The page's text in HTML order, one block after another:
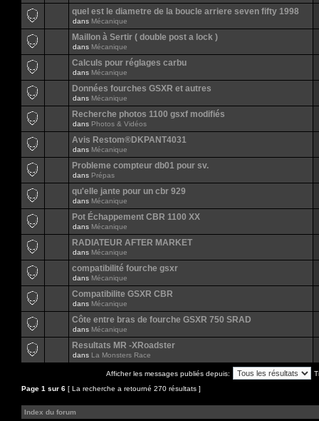
quel est le diametre de la boucle arriere seven fifty 1998
dans Mécanique
Maillon à Sertir ( double post a lock )
dans Mécanique
Calculs pour réglages carbu
dans Mécanique
Données fourches GSXR et autres
dans Mécanique
Recherche photos 1100 gsxf modifiés
dans Photos & Vidéos
Avis Restom®DKPANT4031
dans Mécanique
Probleme compteur db01 pour sv.
dans Prépas
qu'elle jante pour un cbr 929
dans Mécanique
Pot Échappement CBR 1100 XX
dans Mécanique
RADIATEUR AFTER MARKET
dans Mécanique
compatibilité fourche gsxr
dans Mécanique
Compatibilite GSXR CBR
dans Mécanique
Côte entre bras de fourche GSXR 750 SRAD
dans Mécanique
Resultats MR -XRoadster
dans La Monsters Race
Afficher les messages publiés depuis:
Page 1 sur 6 [ La recherche a retourné 270 résultats ]
Index du forum